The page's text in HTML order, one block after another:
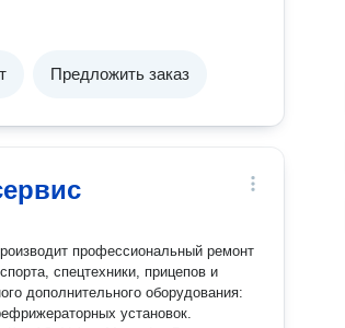
Предложить заказ
профессиональный ремонт
спецтехники, прицепов и
дополнительного оборудования:
установок.